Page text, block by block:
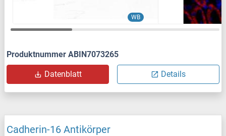
WB
Produktnummer ABIN7073265
Datenblatt Details
Cadherin-16 Antikörper